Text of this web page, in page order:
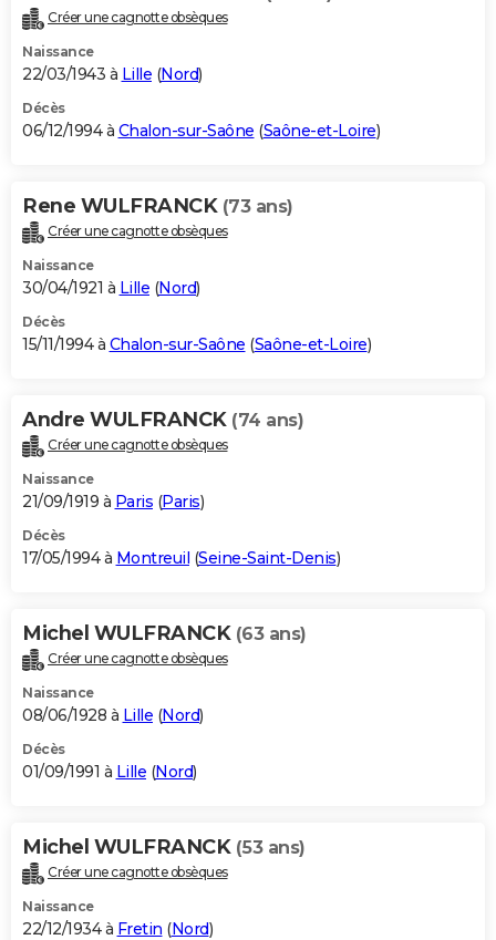
Créer une cagnotte obsèques
Naissance
22/03/1943 à Lille (Nord)
Décès
06/12/1994 à Chalon-sur-Saône (Saône-et-Loire)
Rene WULFRANCK (73 ans)
Créer une cagnotte obsèques
Naissance
30/04/1921 à Lille (Nord)
Décès
15/11/1994 à Chalon-sur-Saône (Saône-et-Loire)
Andre WULFRANCK (74 ans)
Créer une cagnotte obsèques
Naissance
21/09/1919 à Paris (Paris)
Décès
17/05/1994 à Montreuil (Seine-Saint-Denis)
Michel WULFRANCK (63 ans)
Créer une cagnotte obsèques
Naissance
08/06/1928 à Lille (Nord)
Décès
01/09/1991 à Lille (Nord)
Michel WULFRANCK (53 ans)
Créer une cagnotte obsèques
Naissance
22/12/1934 à Fretin (Nord)